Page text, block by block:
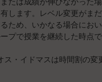
たは成績が伸びなかった
します。レベル変更がま
ため、いかなる場合にお
プで授業を継続した時点で
・イドマスは時間割の変